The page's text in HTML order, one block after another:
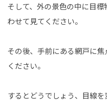
そして、外の景色の中に目
わせて見てください。
その後、手前にある網戸に
ください。
するとどうでしょう、目線